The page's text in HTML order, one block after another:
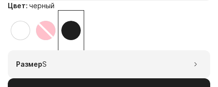
5 125⁠ ⁠₽
без переплат и комиссии
авг
сен
Цвет: черный
РазмерS